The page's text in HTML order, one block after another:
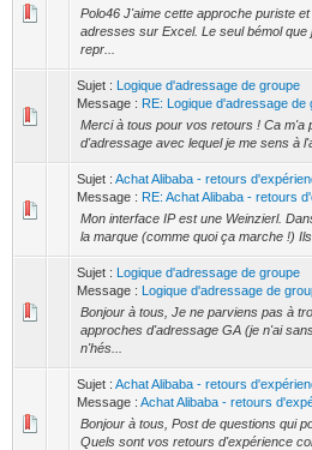
Polo46 J'aime cette approche puriste
adresses sur Excel. Le seul bémol que
repr...
Sujet : Logique d'adressage de groupe
Message : RE: Logique d'adressage de
Merci à tous pour vos retours ! Ca m'a
d'adressage avec lequel je me sens à
Sujet : Achat Alibaba - retours
Message : RE: Achat Alibaba - retours
Mon interface IP est une Weinzierl.
la marque (comme quoi ça marche !)
Sujet : Logique d'adressage de groupe
Message : Logique d'adressage de
Bonjour à tous, Je ne parviens pas à
approches d'adressage GA (je n'ai
n'hés...
Sujet : Achat Alibaba - retours
Message : Achat Alibaba - retours
Bonjour à tous, Post de questions qui
Quels sont vos retours d'expérience